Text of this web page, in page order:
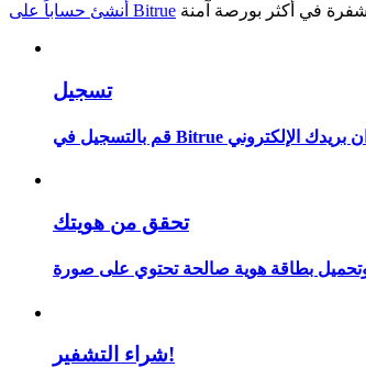
استمتع بتقاسم الأرباح وعمولات نسخ التداول
معلومة
أنشئ حساباً على Bitrue
تسجيل
تحقق من هويتك
شراء التشفير!